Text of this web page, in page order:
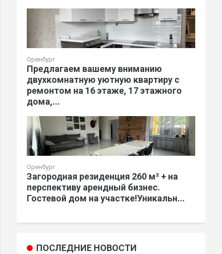
Оренбург
Предлагаем вашему вниманию
двухкомнатную уютную квартиру с
ремонтом на 16 этаже, 17 этажного
дома,...
Оренбург
Загородная резиденция 260 м² + на
перспективу арендный бизнес.
Гостевой дом на участке!Уникальн...
ПОСЛЕДНИЕ НОВОСТИ